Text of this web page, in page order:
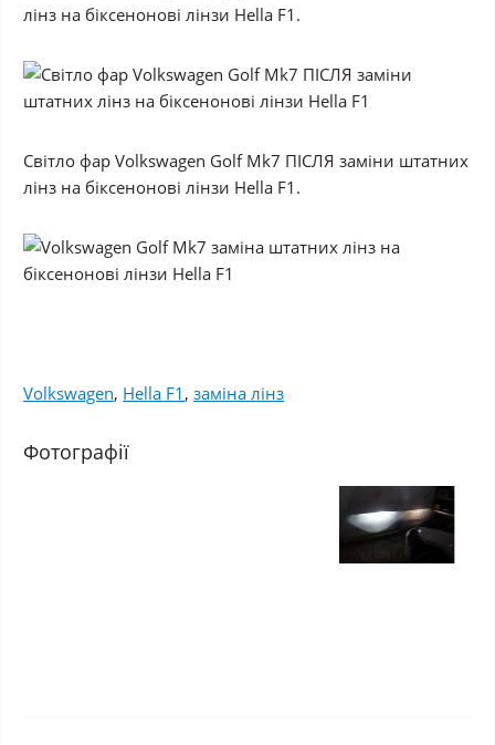
лінз на біксенонові лінзи Hella F1.
Світло фар Volkswagen Golf Mk7 ПІСЛЯ заміни штатних
лінз на біксенонові лінзи Hella F1.
Volkswagen, Hella F1 , заміна лінз
Фотографії